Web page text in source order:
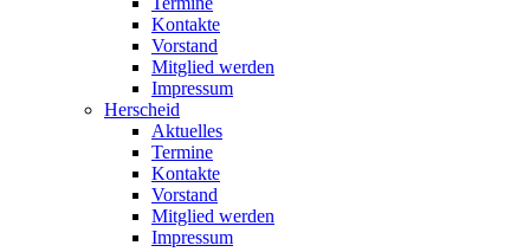
Kontakte
Vorstand
Mitglied werden
Impressum
Herscheid
Aktuelles
Termine
Kontakte
Vorstand
Mitglied werden
Impressum